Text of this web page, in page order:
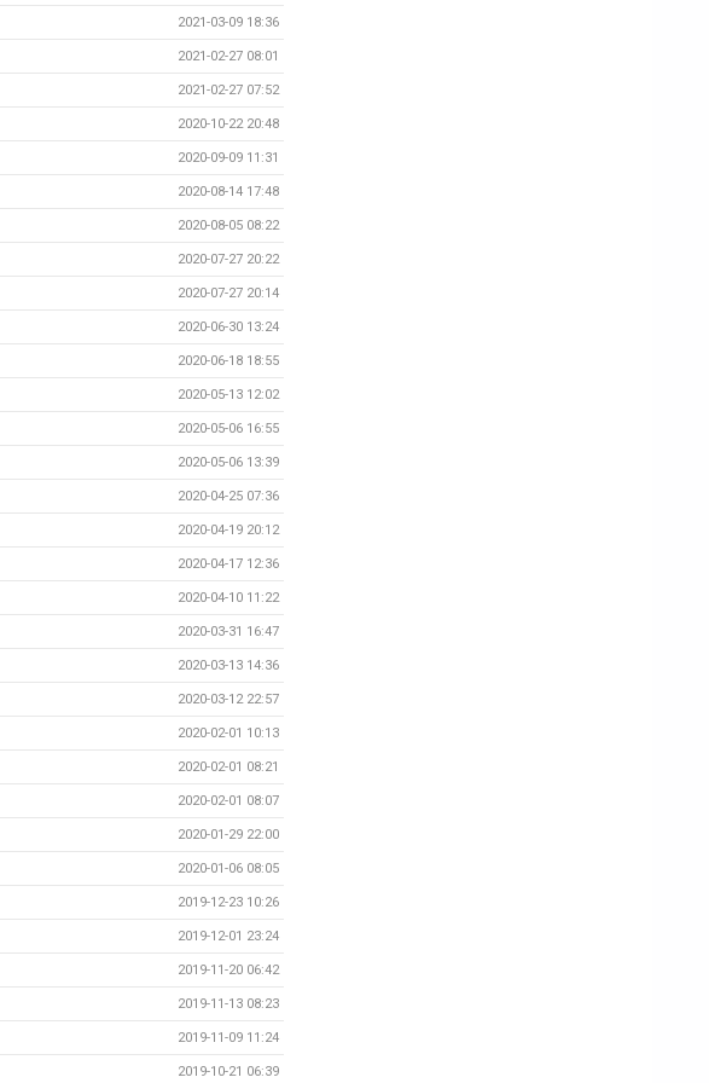
2021-03-09 18:36
2021-02-27 08:01
2021-02-27 07:52
2020-10-22 20:48
2020-09-09 11:31
2020-08-14 17:48
2020-08-05 08:22
2020-07-27 20:22
2020-07-27 20:14
2020-06-30 13:24
2020-06-18 18:55
2020-05-13 12:02
2020-05-06 16:55
2020-05-06 13:39
2020-04-25 07:36
2020-04-19 20:12
2020-04-17 12:36
2020-04-10 11:22
2020-03-31 16:47
2020-03-13 14:36
2020-03-12 22:57
2020-02-01 10:13
2020-02-01 08:21
2020-02-01 08:07
2020-01-29 22:00
2020-01-06 08:05
2019-12-23 10:26
2019-12-01 23:24
2019-11-20 06:42
2019-11-13 08:23
2019-11-09 11:24
2019-10-21 06:39